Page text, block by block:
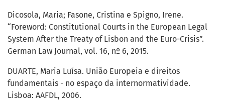
Dicosola, Maria; Fasone, Cristina e Spigno, Irene.
“Foreword: Constitutional Courts in the European Legal
System After the Treaty of Lisbon and the Euro-Crisis”.
German Law Journal, vol. 16, nº 6, 2015.
DUARTE, Maria Luísa. União Europeia e direitos
fundamentais - no espaço da internormatividade.
Lisboa: AAFDL, 2006.